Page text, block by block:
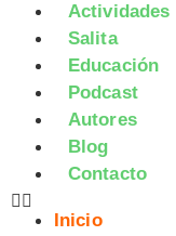
Actividades
Salita
Educación
Podcast
Autores
Blog
Contacto
Inicio